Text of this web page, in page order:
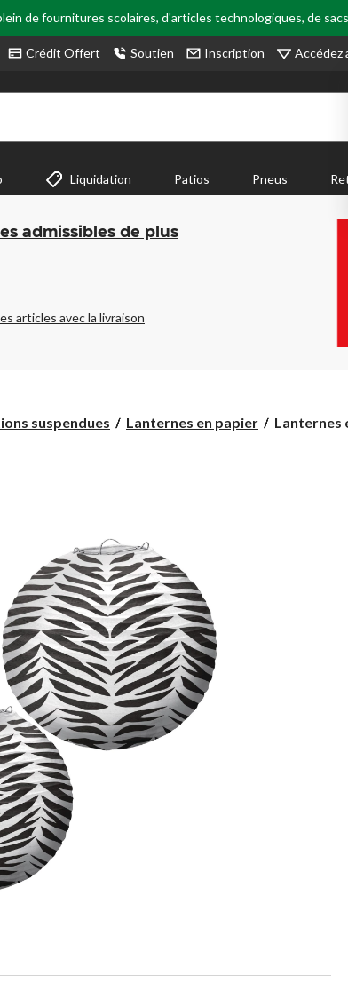
de fournitures scolaires, d'articles technologiques, de
Crédit Offert Soutien Inscription Accédez
Liquidation Patios Pneus
admissibles de plus
articles avec la livraison
suspendues Lanternes en papier
Lanternes
Lanternes